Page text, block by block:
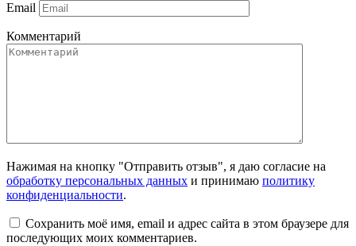
Email
Комментарий
Нажимая на кнопку "Отправить отзыв", я даю согласие на
обработку персональных данных и принимаю политику
конфиденциальности.
Сохранить моё имя, email и адрес сайта в этом браузере для
последующих моих комментариев.